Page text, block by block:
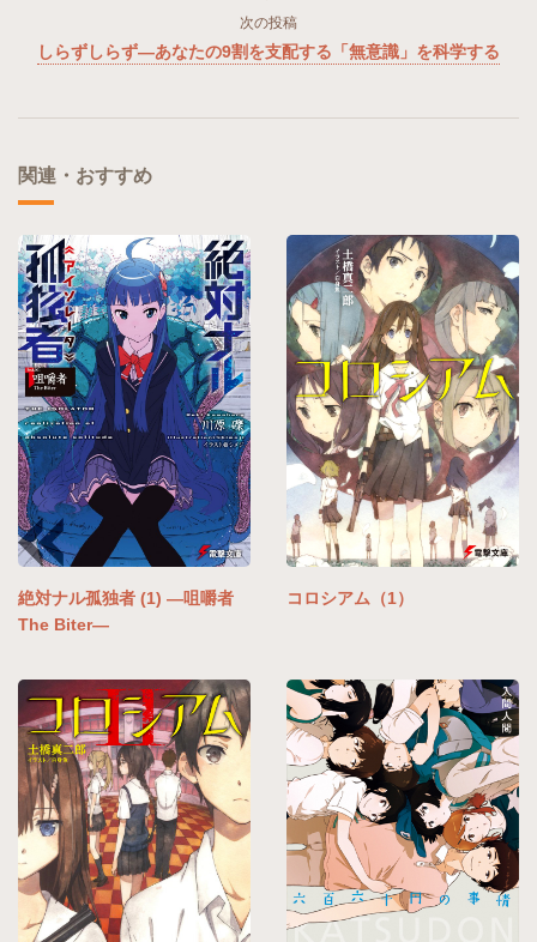
次の投稿
しらずしらず―あなたの9割を支配する「無意識」を科学する
関連・おすすめ
絶対ナル孤独者 (1) ―咀嚼者
The Biter―
コロシアム（1）